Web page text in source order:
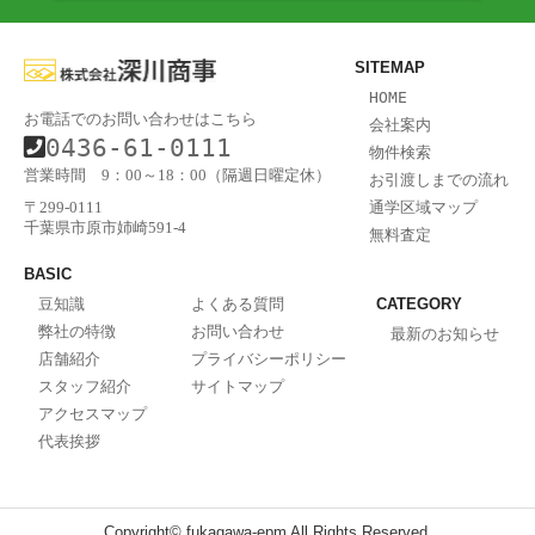
お電話でのお問い合わせはこちら
0436-61-0111
営業時間 9：00～18：00（隔週日曜定休）
〒299-0111
千葉県市原市姉崎591-4
SITEMAP
HOME
会社案内
物件検索
お引渡しまでの流れ
通学区域マップ
無料査定
BASIC
豆知識
弊社の特徴
店舗紹介
スタッフ紹介
アクセスマップ
代表挨拶
よくある質問
お問い合わせ
プライバシーポリシー
サイトマップ
CATEGORY
最新のお知らせ